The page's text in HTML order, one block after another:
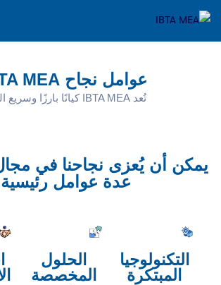
عوامل نجاح IBTA MEA
تُعد IBTA MEA كيانًا بارزًا وسريع النمو.
يمكن أن يُعزى نجاحنا في
عدة عوامل
التكنولوجيا
المبتكرة
الحلول
المخصصة